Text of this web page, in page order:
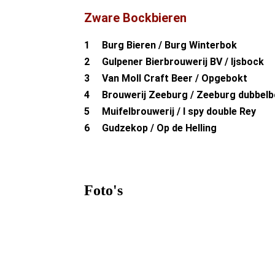
Zware Bockbieren
1 Burg Bieren / Burg Winterbok
2 Gulpener Bierbrouwerij BV / Ijsbock
3 Van Moll Craft Beer / Opgebokt
4 Brouwerij Zeeburg / Zeeburg
5 Muifelbrouwerij / I spy double Rey
6 Gudzekop / Op de Helling
Foto's